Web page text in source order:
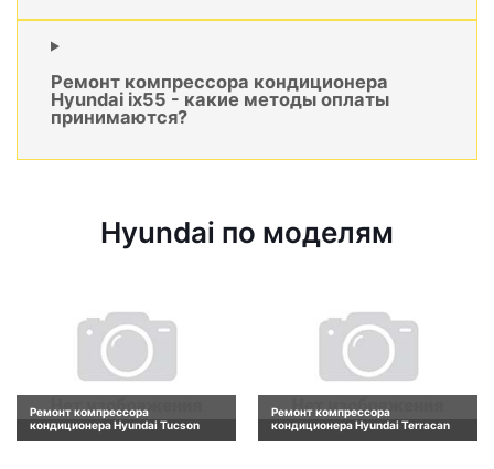
Ремонт компрессора кондиционера
Hyundai ix55 - какие методы оплаты
принимаются?
Hyundai по моделям
Ремонт компрессора
кондиционера Hyundai Tucson
Ремонт компрессора
кондиционера Hyundai Terracan